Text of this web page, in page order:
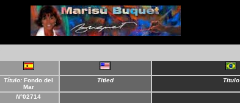
Título: Fondo del
Mar
Titled Titulo
N°02714